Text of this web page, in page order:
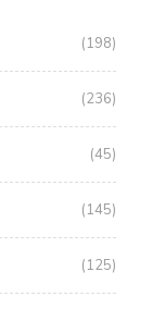
(198)
(236)
(45)
(145)
(125)